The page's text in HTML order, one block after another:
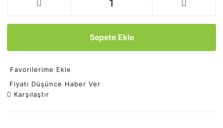
Sepete Ekle
Favorilerime Ekle
Fiyatı Düşünce Haber Ver
Karşılaştır